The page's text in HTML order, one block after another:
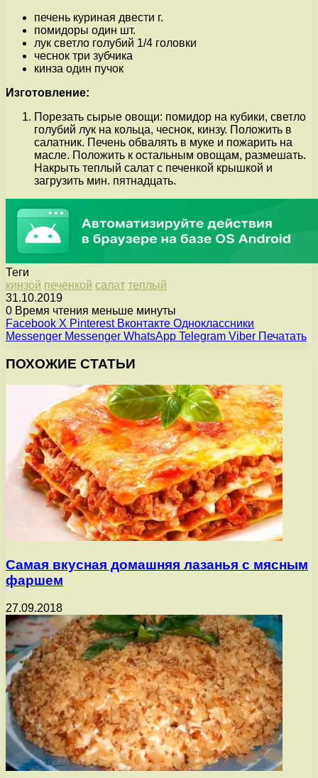
печень куриная двести г.
помидоры один шт.
лук светло голубий 1/4 головки
чеснок три зубчика
кинза один пучок
Изготовление:
Порезать сырые овощи: помидор на кубики, светло
голубий лук на кольца, чеснок, кинзу. Положить в
салатник. Печень обвалять в муке и пожарить на
масле. Положить к остальным овощам, размешать.
Накрыть теплый салат с печенкой крышкой и
загрузить мин. пятнадцать.
Теги
кинзой печенкой салат теплый
31.10.2019
0 Время чтения меньше минуты
Facebook X Pinterest Вконтакте Одноклассники
Messenger Messenger WhatsApp Telegram Viber Печатать
ПОХОЖИЕ СТАТЬИ
Самая вкусная домашняя лазанья с мясным
фаршем
27.09.2018